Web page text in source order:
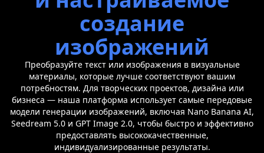
создание
изображений
Преобразуйте текст или изображения в визуальные
материалы, которые лучше соответствуют вашим
потребностям. Для творческих проектов, дизайна или
бизнеса — наша платформа использует самые передовые
модели генерации изображений, включая Nano Banana AI,
Seedream 5.0 и GPT Image 2.0, чтобы быстро и эффективно
предоставлять высококачественные,
индивидуализированные результаты.